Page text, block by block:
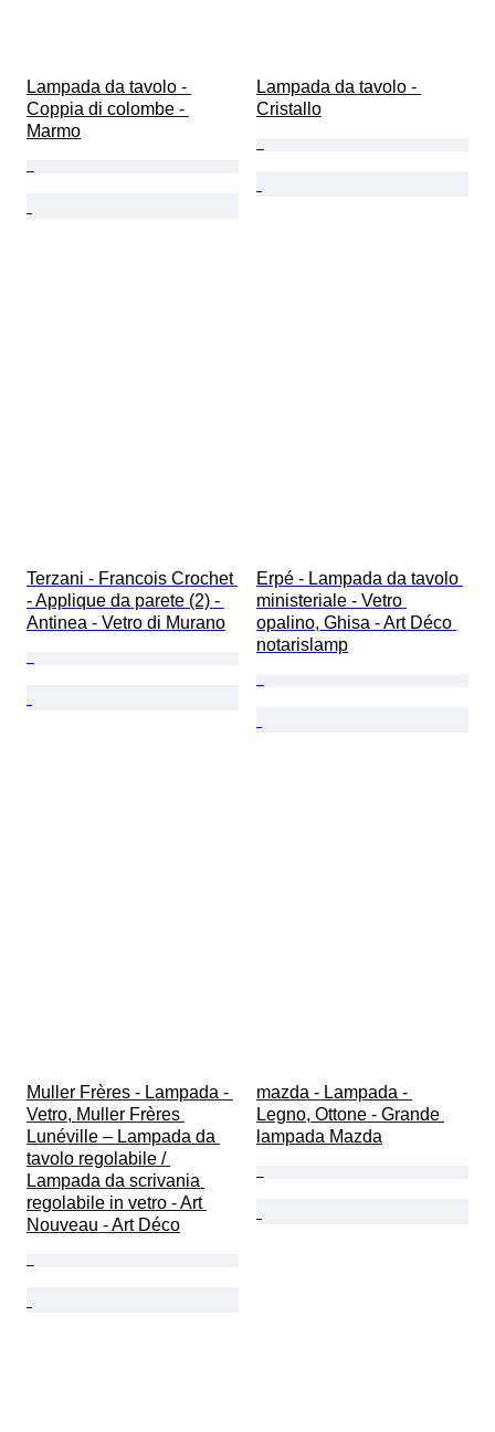
Lampada da tavolo -
Coppia di colombe -
Marmo
Lampada da tavolo -
Cristallo
Terzani - Francois Crochet
- Applique da parete (2) -
Antinea - Vetro di Murano
Erpé - Lampada da tavolo
ministeriale - Vetro
opalino, Ghisa - Art Déco
notarislamp
Muller Frères - Lampada -
Vetro, Muller Frères
Lunéville – Lampada da
tavolo regolabile /
Lampada da scrivania
regolabile in vetro - Art
Nouveau - Art Déco
mazda - Lampada -
Legno, Ottone - Grande
lampada Mazda